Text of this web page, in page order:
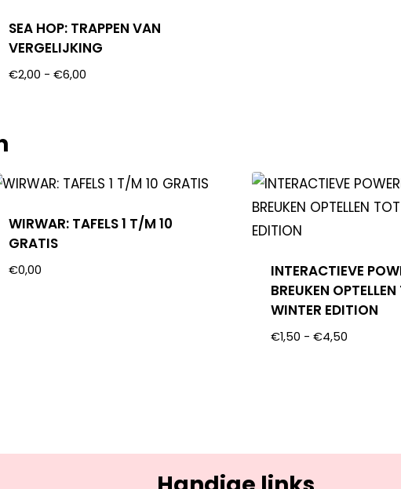
SEA HOP: TRAPPEN VAN
VERGELIJKING
€2,00 - €6,00
WIRWAR: TAFELS 1 T/M 10
GRATIS
€0,00
INTERACTIEVE
BREUKEN OPTELLEN
WINTER EDITION
€1,50 - €4,50